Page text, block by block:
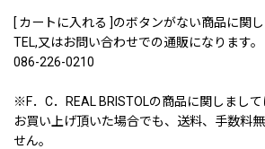
[ カートに入れる ]のボタンがない商品に関し
TEL,又はお問い合わせでの通販になります。
086-226-0210
※F．C．REAL BRISTOLの商品に関しまし
お買い上げ頂いた場合でも、送料、手数料
せん。